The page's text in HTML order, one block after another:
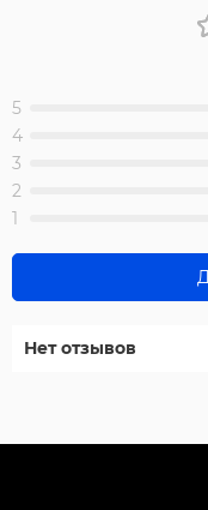
5
4
3
2
1
Нет отзывов